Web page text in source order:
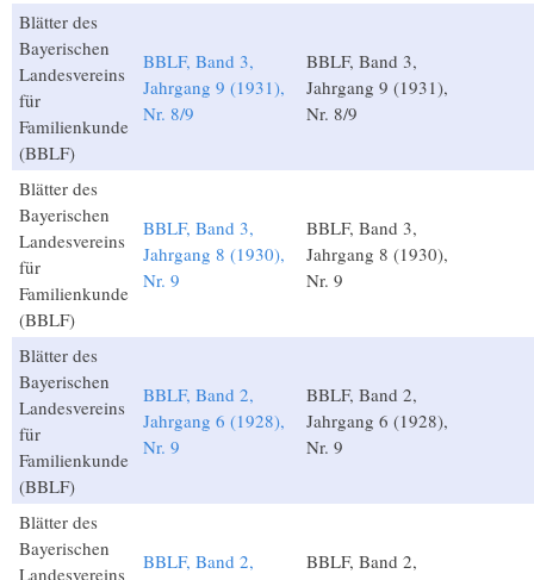
Blätter des
Bayerischen
Landesvereins
für
Familienkunde
(BBLF)
BBLF, Band 3,
Jahrgang 9 (1931),
Nr. 8/9
BBLF, Band 3,
Jahrgang 9 (1931),
Nr. 8/9
Blätter des
Bayerischen
Landesvereins
für
Familienkunde
(BBLF)
BBLF, Band 3,
Jahrgang 8 (1930),
Nr. 9
BBLF, Band 3,
Jahrgang 8 (1930),
Nr. 9
Blätter des
Bayerischen
Landesvereins
für
Familienkunde
(BBLF)
BBLF, Band 2,
Jahrgang 6 (1928),
Nr. 9
BBLF, Band 2,
Jahrgang 6 (1928),
Nr. 9
Blätter des
Bayerischen
Landesvereins
BBLF, Band 2,
BBLF, Band 2,